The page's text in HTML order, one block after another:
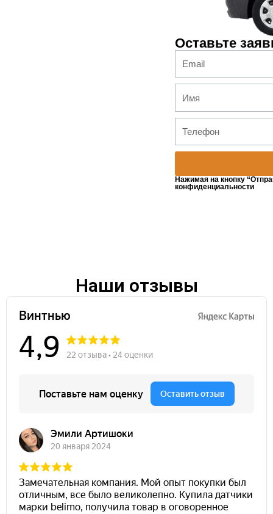
Оставьте
Нажимая на кнопку
конфиденциальности
Наши отзывы